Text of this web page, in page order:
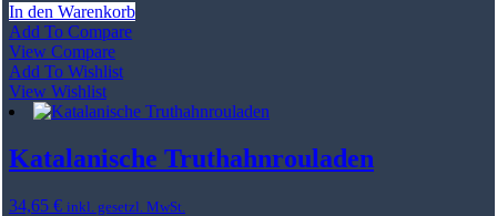
In den Warenkorb
Add To Compare
View Compare
Add To Wishlist
View Wishlist
Katalanische Truthahnrouladen
34,65 € inkl. gesetzl. MwSt.